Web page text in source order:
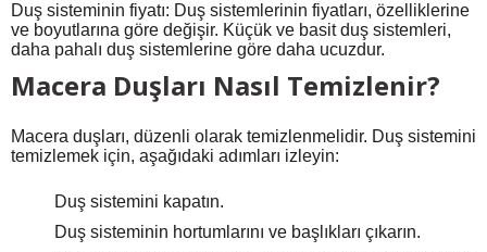
Duş sisteminin fiyatı: Duş sistemlerinin fiyatları, özelliklerine
ve boyutlarına göre değişir. Küçük ve basit duş sistemleri,
daha pahalı duş sistemlerine göre daha ucuzdur.
Macera Duşları Nasıl Temizlenir?
Macera duşları, düzenli olarak temizlenmelidir. Duş sistemini
temizlemek için, aşağıdaki adımları izleyin:
Duş sistemini kapatın.
Duş sisteminin hortumlarını ve başlıkları çıkarın.